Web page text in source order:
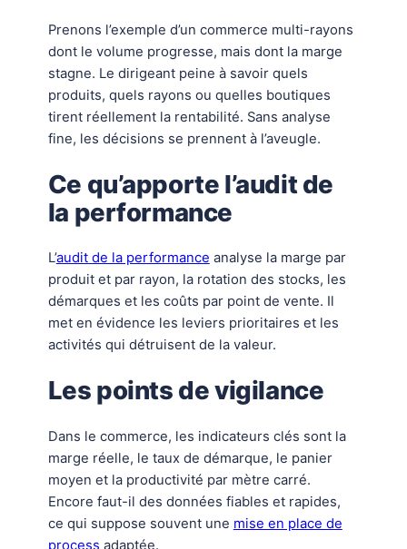
Prenons l’exemple d’un commerce multi-rayons
dont le volume progresse, mais dont la marge
stagne. Le dirigeant peine à savoir quels
produits, quels rayons ou quelles boutiques
tirent réellement la rentabilité. Sans analyse
fine, les décisions se prennent à l’aveugle.
Ce qu’apporte l’audit de
la performance
L’audit de la performance analyse la marge par
produit et par rayon, la rotation des stocks, les
démarques et les coûts par point de vente. Il
met en évidence les leviers prioritaires et les
activités qui détruisent de la valeur.
Les points de vigilance
Dans le commerce, les indicateurs clés sont la
marge réelle, le taux de démarque, le panier
moyen et la productivité par mètre carré.
Encore faut-il des données fiables et rapides,
ce qui suppose souvent une mise en place de
process adaptée.